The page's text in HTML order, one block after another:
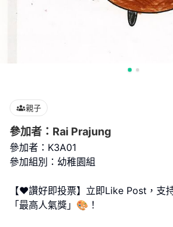
親子
參加者：Rai Prajung
參加者：K3A01
參加組別：幼稚園組
【❤️讚好即投票】立即Like Post，支
「最高人氣獎」🎨！